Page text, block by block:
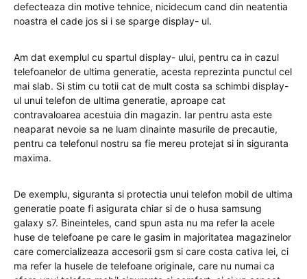
defecteaza din motive tehnice, nicidecum cand din neatentia
noastra el cade jos si i se sparge display- ul.
Am dat exemplul cu spartul display- ului, pentru ca in cazul
telefoanelor de ultima generatie, acesta reprezinta punctul cel
mai slab. Si stim cu totii cat de mult costa sa schimbi display-
ul unui telefon de ultima generatie, aproape cat
contravaloarea acestuia din magazin. Iar pentru asta este
neaparat nevoie sa ne luam dinainte masurile de precautie,
pentru ca telefonul nostru sa fie mereu protejat si in siguranta
maxima.
De exemplu, siguranta si protectia unui telefon mobil de ultima
generatie poate fi asigurata chiar si de o husa samsung
galaxy s7. Bineinteles, cand spun asta nu ma refer la acele
huse de telefoane pe care le gasim in majoritatea magazinelor
care comercializeaza accesorii gsm si care costa cativa lei, ci
ma refer la husele de telefoane originale, care nu numai ca